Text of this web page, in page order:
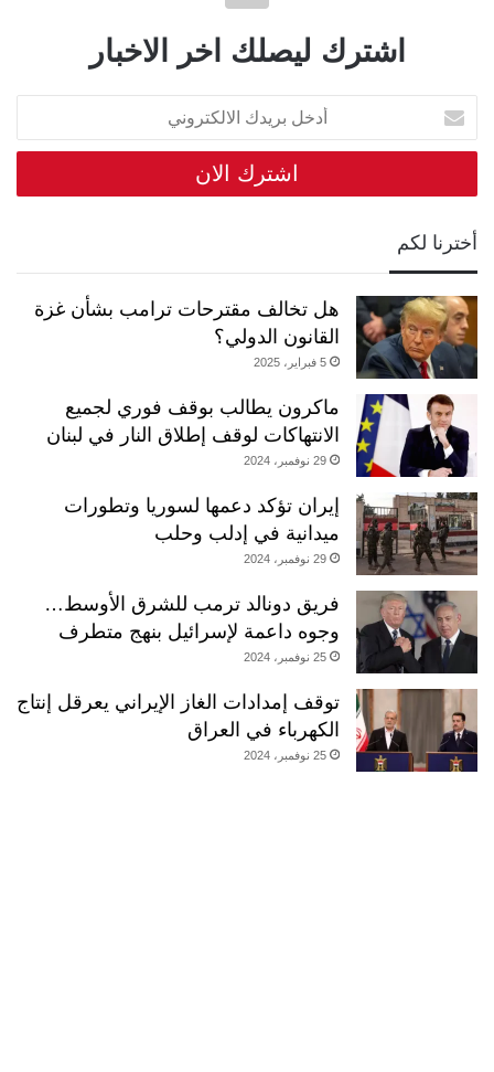
اشترك ليصلك اخر الاخبار
أدخل
بريدك
الالكتروني
أخترنا لكم
هل تخالف مقترحات ترامب بشأن غزة
القانون الدولي؟
5 فبراير، 2025
ماكرون يطالب بوقف فوري لجميع
الانتهاكات لوقف إطلاق النار في لبنان
29 نوفمبر، 2024
إيران تؤكد دعمها لسوريا وتطورات
ميدانية في إدلب وحلب
29 نوفمبر، 2024
فريق دونالد ترمب للشرق الأوسط…
وجوه داعمة لإسرائيل بنهج متطرف
25 نوفمبر، 2024
توقف إمدادات الغاز الإيراني يعرقل إنتاج
الكهرباء في العراق
25 نوفمبر، 2024